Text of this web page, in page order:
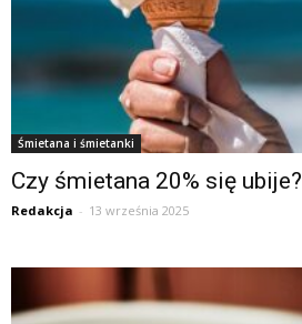
Śmietana i śmietanki
Czy śmietana 20% się ubije?
Redakcja - 13 września 2025